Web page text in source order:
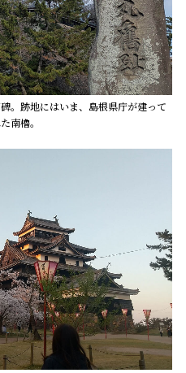
。跡地にはいま、島根県庁が建って
南櫓。